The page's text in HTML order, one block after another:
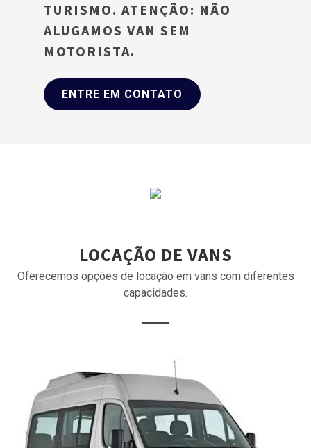
TURISMO. ATENÇÃO: NÃO
ALUGAMOS VAN SEM
MOTORISTA.
ENTRE EM CONTATO
LOCAÇÃO DE VANS
Oferecemos opções de locação em vans com diferentes
capacidades.